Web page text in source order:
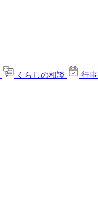
くらしの相談 行事